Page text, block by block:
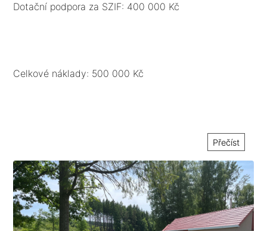
Dotační podpora za SZIF: 400 000 Kč
Celkové náklady: 500 000 Kč
Přečíst